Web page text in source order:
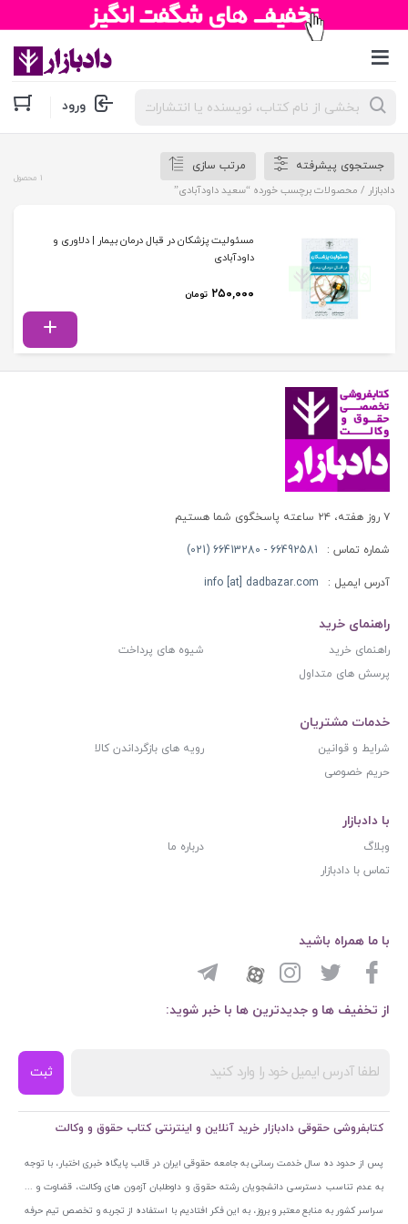
جستجوی
محصولات ورود
جستجوی پیشرفته
مرتب سازی
دادبازار / محصولات برچسب خورده “سعید داودآبادی”
1 محصول
مسئولیت پزشکان در قبال درمان بیمار | دلاوری و
داودآبادی
۲۵۰,۰۰۰ تومان
۷ روز هفته، ۲۴ ساعته پاسخگوی شما هستیم
شماره تماس : 66492581 - 66413280 (021)
آدرس ایمیل : info [at] dadbazar.com
راهنمای خرید
راهنمای خرید
شیوه های پرداخت
پرسش های متداول
خدمات مشتریان
شرایط و قوانین
رویه های بازگرداندن کالا
حریم خصوصی
با دادبازار
وبلاگ
درباره ما
تماس با دادبازار
از تخفیف ها و جدیدترین ها با خبر شوید:
ثبت
با ما همراه باشید
کتابفروشی حقوقی دادبازار خرید آنلاین و اینترنتی کتاب حقوق و وکالت
پس از حدود ده سال خدمت رسانی به جامعه حقوقی ایران در قالب پایگاه خبری اختبار، با توجه
به عدم تناسب دسترسی دانشجویان رشته حقوق و داوطلبان آزمون های وکالت، قضاوت و ...
سراسر کشور به منابع معتبر و بروز، به این فکر افتادیم با استفاده از تجربه و تخصص تیم حرفه